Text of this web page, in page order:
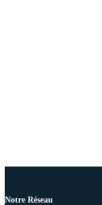
Notre Réseau